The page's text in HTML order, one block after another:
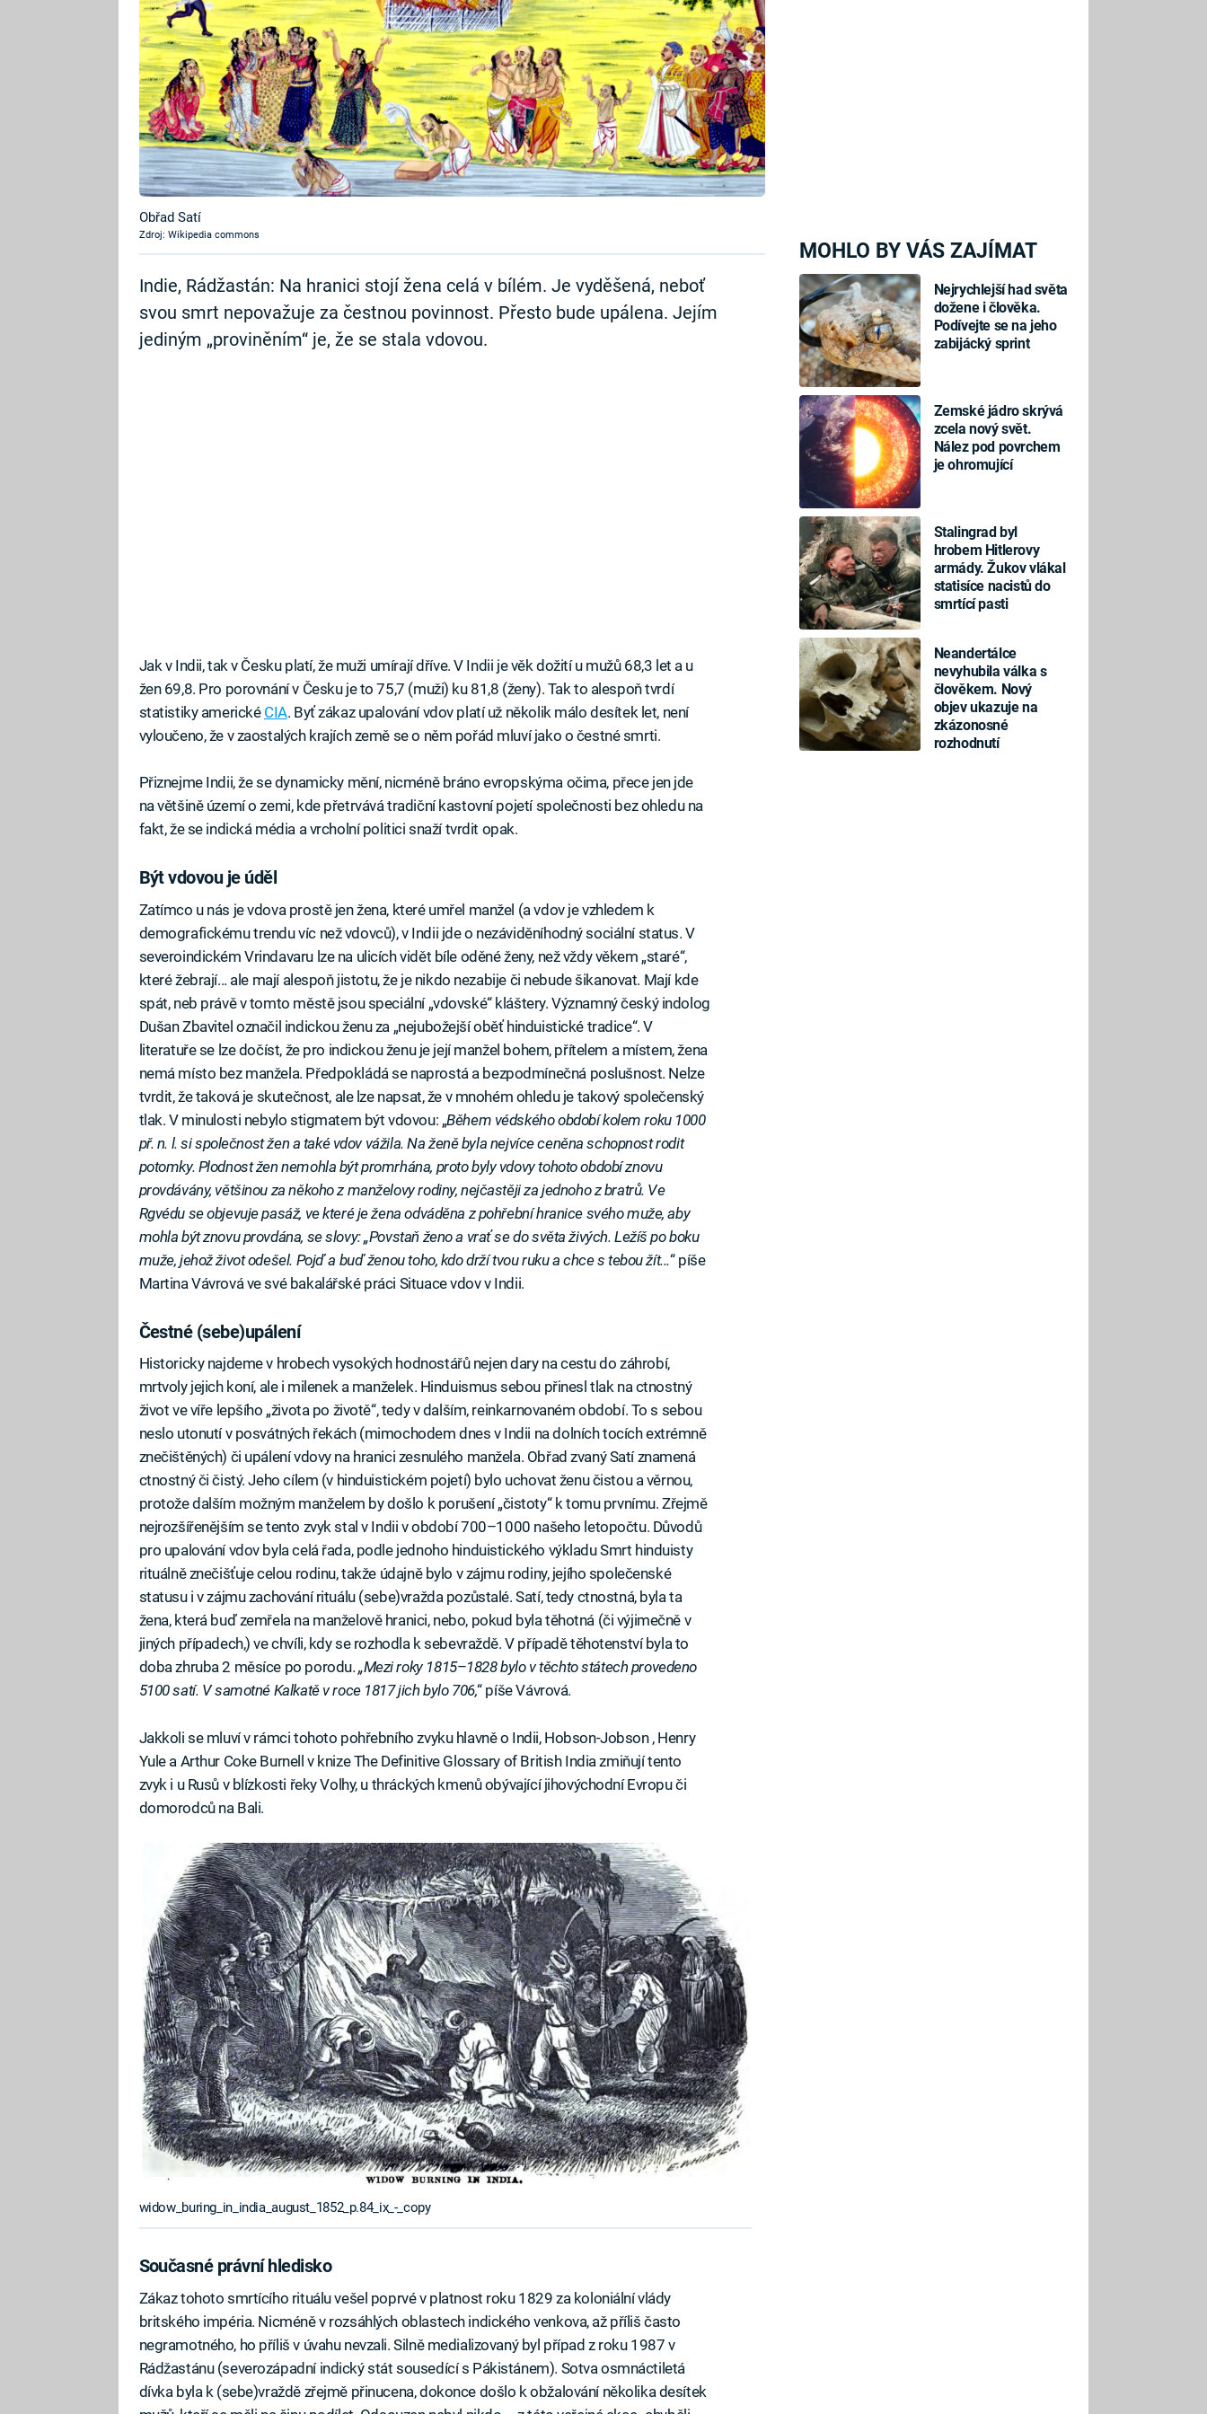
MOHLO BY VÁS ZAJÍMAT
Nejrychlejší had světa
dožene i člověka.
Podívejte se na jeho
zabijácký sprint
Zemské jádro skrývá
zcela nový svět.
Nález pod povrchem
je ohromující
Stalingrad byl
hrobem Hitlerovy
armády. Žukov vlákal
statisíce nacistů do
smrtící pasti
Neandertálce
nevyhubila válka s
člověkem. Nový
objev ukazuje na
zkázonosné
rozhodnutí
Obřad Satí
Zdroj: Wikipedia commons
Indie, Rádžastán: Na hranici stojí žena celá v bílém. Je vyděšená, neboť
svou smrt nepovažuje za čestnou povinnost. Přesto bude upálena. Jejím
jediným „proviněním“ je, že se stala vdovou.
Jak v Indii, tak v Česku platí, že muži umírají dříve. V Indii je věk dožití u mužů 68,3 let a u
žen 69,8. Pro porovnání v Česku je to 75,7 (muži) ku 81,8 (ženy). Tak to alespoň tvrdí
statistiky americké CIA. Byť zákaz upalování vdov platí už několik málo desítek let, není
vyloučeno, že v zaostalých krajích země se o něm pořád mluví jako o čestné smrti.
Přiznejme Indii, že se dynamicky mění, nicméně bráno evropskýma očima, přece jen jde
na většině území o zemi, kde přetrvává tradiční kastovní pojetí společnosti bez ohledu na
fakt, že se indická média a vrcholní politici snaží tvrdit opak.
Být vdovou je úděl
Zatímco u nás je vdova prostě jen žena, které umřel manžel (a vdov je vzhledem k
demografickému trendu víc než vdovců), v Indii jde o nezáviděníhodný sociální status. V
severoindickém Vrindavaru lze na ulicích vidět bíle oděné ženy, než vždy věkem „staré“,
které žebrají... ale mají alespoň jistotu, že je nikdo nezabije či nebude šikanovat. Mají kde
spát, neb právě v tomto městě jsou speciální „vdovské“ kláštery. Významný český indolog
Dušan Zbavitel označil indickou ženu za „nejubožejší oběť hinduistické tradice“. V
literatuře se lze dočíst, že pro indickou ženu je její manžel bohem, přítelem a místem, žena
nemá místo bez manžela. Předpokládá se naprostá a bezpodmínečná poslušnost. Nelze
tvrdit, že taková je skutečnost, ale lze napsat, že v mnohém ohledu je takový společenský
tlak. V minulosti nebylo stigmatem být vdovou: „Během védského období kolem roku 1000
př. n. l. si společnost žen a také vdov vážila. Na ženě byla nejvíce ceněna schopnost rodit
potomky. Plodnost žen nemohla být promrhána, proto byly vdovy tohoto období znovu
provdávány, většinou za někoho z manželovy rodiny, nejčastěji za jednoho z bratrů. Ve
Rgvédu se objevuje pasáž, ve které je žena odváděna z pohřební hranice svého muže, aby
mohla být znovu provdána, se slovy: „Povstaň ženo a vrať se do světa živých. Ležíš po boku
muže, jehož život odešel. Pojď a buď ženou toho, kdo drží tvou ruku a chce s tebou žít...“ píše
Martina Vávrová ve své bakalářské práci Situace vdov v Indii.
Čestné (sebe)upálení
Historicky najdeme v hrobech vysokých hodnostářů nejen dary na cestu do záhrobí,
mrtvoly jejich koní, ale i milenek a manželek. Hinduismus sebou přinesl tlak na ctnostný
život ve víře lepšího „života po životě“, tedy v dalším, reinkarnovaném období. To s sebou
neslo utonutí v posvátných řekách (mimochodem dnes v Indii na dolních tocích extrémně
znečištěných) či upálení vdovy na hranici zesnulého manžela. Obřad zvaný Satí znamená
ctnostný či čistý. Jeho cílem (v hinduistickém pojetí) bylo uchovat ženu čistou a věrnou,
protože dalším možným manželem by došlo k porušení „čistoty“ k tomu prvnímu. Zřejmě
nejrozšířenějším se tento zvyk stal v Indii v období 700–1000 našeho letopočtu. Důvodů
pro upalování vdov byla celá řada, podle jednoho hinduistického výkladu Smrt hinduisty
rituálně znečišťuje celou rodinu, takže údajně bylo v zájmu rodiny, jejího společenské
statusu i v zájmu zachování rituálu (sebe)vražda pozůstalé. Satí, tedy ctnostná, byla ta
žena, která buď zemřela na manželově hranici, nebo, pokud byla těhotná (či výjimečně v
jiných případech,) ve chvíli, kdy se rozhodla k sebevraždě. V případě těhotenství byla to
doba zhruba 2 měsíce po porodu. „Mezi roky 1815–1828 bylo v těchto státech provedeno
5100 satí. V samotné Kalkatě v roce 1817 jich bylo 706,“ píše Vávrová.
Jakkoli se mluví v rámci tohoto pohřebního zvyku hlavně o Indii, Hobson-Jobson , Henry
Yule a Arthur Coke Burnell v knize The Definitive Glossary of British India zmiňují tento
zvyk i u Rusů v blízkosti řeky Volhy, u thráckých kmenů obývající jihovýchodní Evropu či
domorodců na Bali.
widow_buring_in_india_august_1852_p.84_ix_-_copy
Současné právní hledisko
Zákaz tohoto smrtícího rituálu vešel poprvé v platnost roku 1829 za koloniální vlády
britského impéria. Nicméně v rozsáhlých oblastech indického venkova, až příliš často
negramotného, ho příliš v úvahu nevzali. Silně medializovaný byl případ z roku 1987 v
Rádžastánu (severozápadní indický stát sousedící s Pákistánem). Sotva osmnáctiletá
dívka byla k (sebe)vraždě zřejmě přinucena, dokonce došlo k obžalování několika desítek